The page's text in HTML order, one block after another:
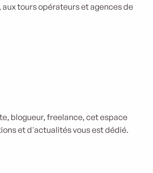
tours opérateurs et agences de
blogueur, freelance, cet espace
et d'actualités vous est dédié.